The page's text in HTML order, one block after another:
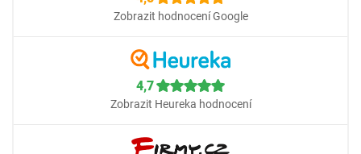
Zobrazit hodnocení Google
4,7
Zobrazit Heureka hodnocení